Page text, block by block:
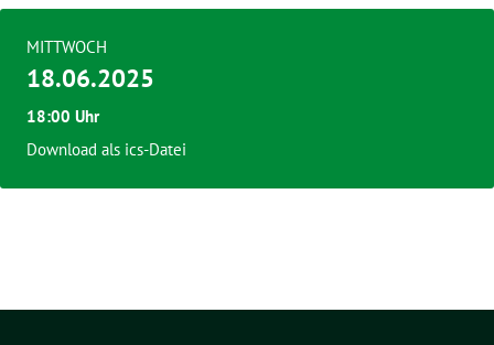
MITTWOCH
18.06.2025
18:00 Uhr
Download als ics-Datei